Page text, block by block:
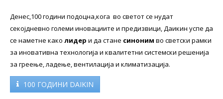
Денес,100 години подоцна,кога во светот се нудат
секојдневно големи иновациите и предизвици, Даикин успе да
се наметне како лидер и да стане синоним во светски рамки
за иновативна технологија и квалитетни системски решенија
за греење, ладење, вентилација и климатизација.
100 ГОДИНИ DAIKIN